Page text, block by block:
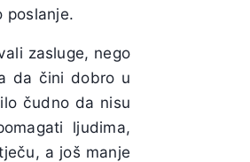
poslanje.
zasluge, nego
da čini dobro u
čudno da nisu
ljudima,
a još manje